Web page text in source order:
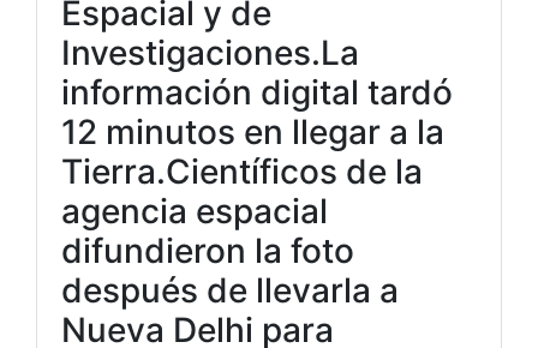
Espacial y de
Investigaciones.La
información digital tardó
12 minutos en llegar a la
Tierra.Científicos de la
agencia espacial
difundieron la foto
después de llevarla a
Nueva Delhi para